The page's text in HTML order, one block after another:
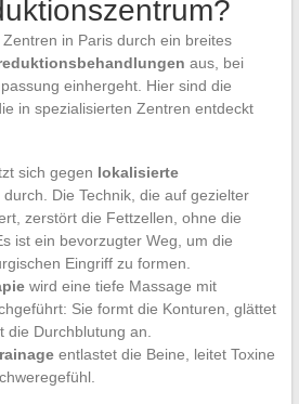
in Paris durch ein breites
aus, bei
einhergeht. Hier sind die
in spezialisierten Zentren entdeckt
sich gegen lokalisierte
durch. Die Technik, die auf gezielter
zerstört die Fettzellen, ohne die
ist ein bevorzugter Weg, um die
Eingriff zu formen.
wird eine tiefe Massage mit
Sie formt die Konturen, glättet
Durchblutung an.
entlastet die Beine, leitet Toxine